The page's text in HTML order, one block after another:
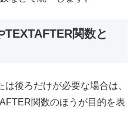
関数と
後ろだけが必要な場合は、
関数のほうが目的を表